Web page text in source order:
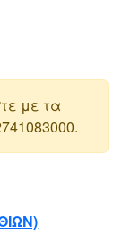
με τα